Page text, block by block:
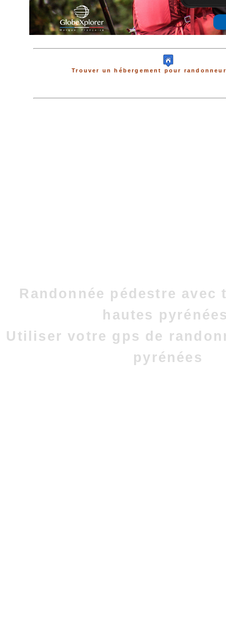
Trouver un hébergement pour
Randonnée pédestre avec
hautes
Utiliser votre gps de
pyrénées